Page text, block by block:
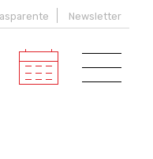
Newsletter